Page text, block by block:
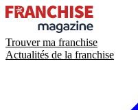
Trouver ma franchise
Actualités de la franchise